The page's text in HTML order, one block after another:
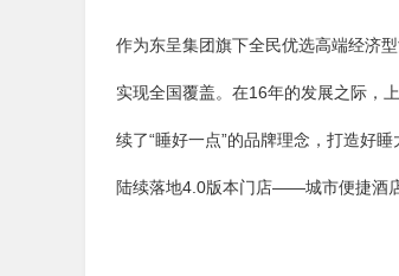
作为东呈集团旗下全民优选高端经济
实现全国覆盖。在16年的发展之际，
续了“睡好一点”的品牌理念，打造好
陆续落地4.0版本门店——城市便捷酒